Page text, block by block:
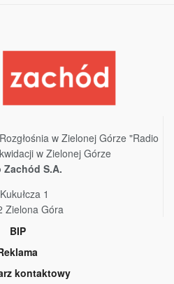
w Zielonej Górze "Radio
w Zielonej Górze
Zachód S.A.
1
Zielona Góra
BIP
kontaktowy